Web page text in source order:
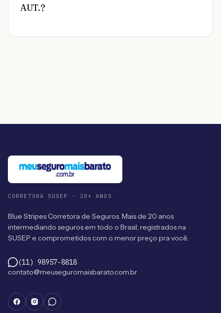
AUT.?
CORRETORA SUSEP · 20+ ANOS
Blue Stripes Corretora de Seguros. Mais de 20 anos
intermediando seguros em todo o Brasil, registrados na
SUSEP e comprometidos com o menor preço pra você.
(11) 98957-8818
contato@meuseguromaisbarato.com.br